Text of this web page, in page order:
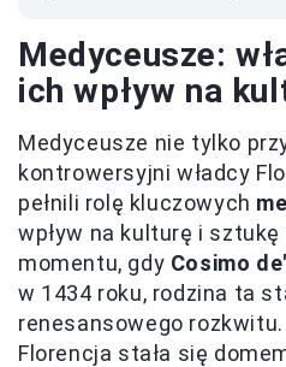
Medyceusze:
ich wpływ na
Medyceusze nie tylko
kontrowersyjni władcy
pełnili rolę kluczowych
wpływ na kulturę i sztukę
momentu, gdy Cosimo
w 1434 roku, rodzina ta
renesansowego rozkwitu.
Florencja stała się